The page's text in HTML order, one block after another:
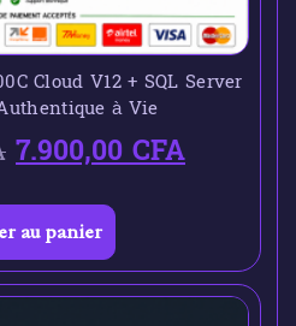
Cloud V12 + SQL Server
à Vie
7.900,00CFA
au panier